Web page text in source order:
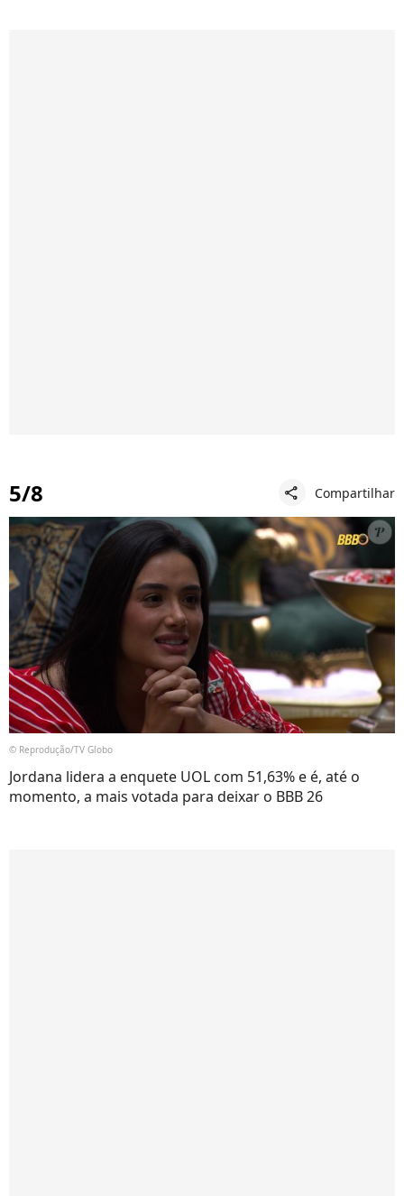
5/8 share Compartilhar
© Reprodução/TV Globo
Jordana lidera a enquete UOL com 51,63% e é, até o
momento, a mais votada para deixar o BBB 26